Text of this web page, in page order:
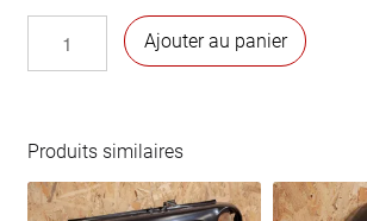
réparation
contour
d'aile
Ajouter au panier
Produits similaires